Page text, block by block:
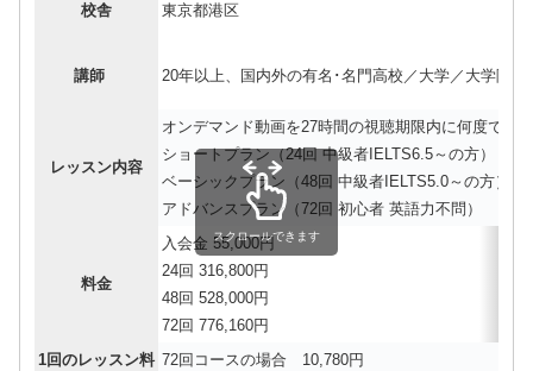
校舎 東京都港区
講師 20年以上、国内外の有名･名門高校／大学／大学院
レッスン内容
オンデマンド動画を27時間の視聴期限内に何度でも
ショートプラン（24回 中級者IELTS6.5～の方）
ベーシックプラン（48回 中級者IELTS5.0～の方）
アドバンスプラン（72回 初心者 英語力不問）
料金
入会金 55,000円
24回 316,800円
48回 528,000円
72回 776,160円
1回のレッスン料 72回コースの場合 10,780円
スクロールできます